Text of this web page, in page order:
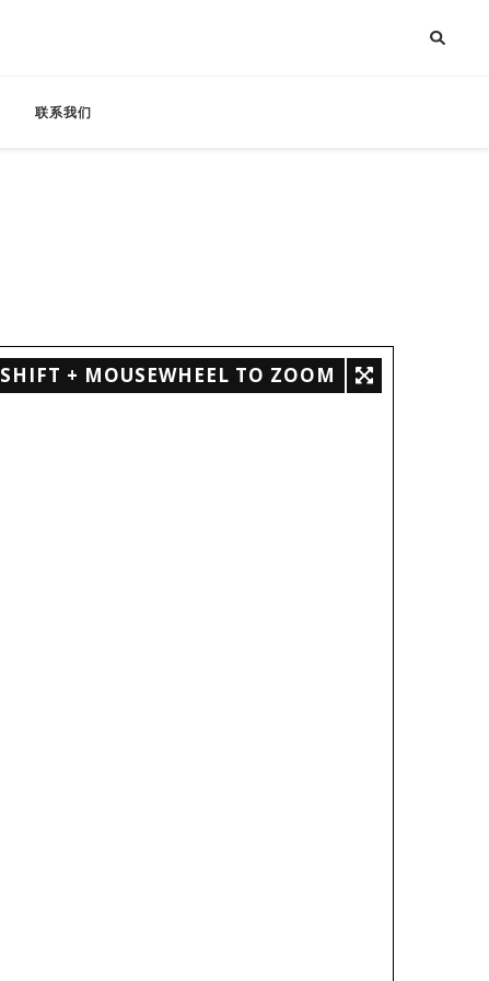
联系我们
SHIFT + MOUSEWHEEL TO ZOOM